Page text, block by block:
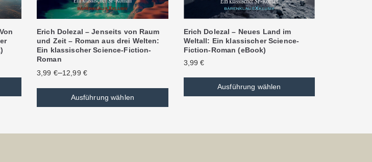
Erich Dolezal – Jenseits von Raum
und Zeit – Roman aus drei Welten:
Ein klassischer Science-Fiction-
Roman
3,99 €–12,99 €
Ausführung wählen
Erich Dolezal – Neues Land im
Weltall: Ein klassischer Science-
Fiction-Roman (eBook)
3,99€
Ausführung wählen